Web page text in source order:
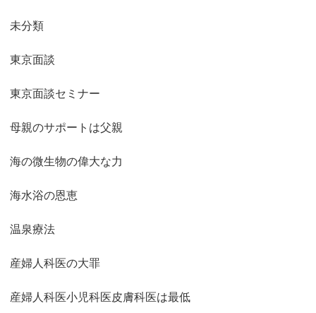
未分類
東京面談
東京面談セミナー
母親のサポートは父親
海の微生物の偉大な力
海水浴の恩恵
温泉療法
産婦人科医の大罪
産婦人科医小児科医皮膚科医は最低